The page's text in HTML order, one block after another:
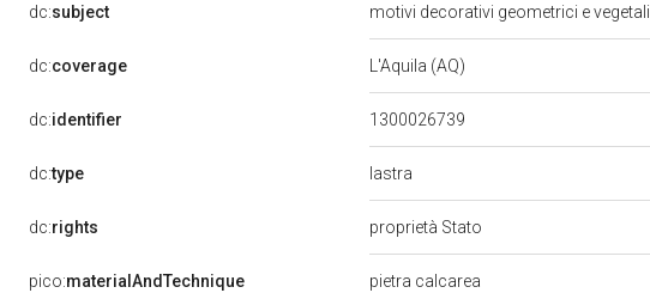
dc:subject motivi decorativi geometrici e vegetali
dc:coverage L'Aquila (AQ)
dc:identifier 1300026739
dc:type lastra
dc:rights proprietà Stato
pico:materialAndTechnique pietra calcarea